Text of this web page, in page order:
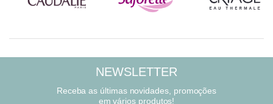
NEWSLETTER
Receba as últimas novidades, promoções
em vários produtos!